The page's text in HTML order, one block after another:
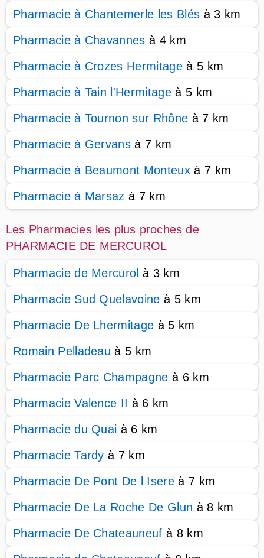
Pharmacie à Chantemerle les Blés à 3 km
Pharmacie à Chavannes à 4 km
Pharmacie à Crozes Hermitageà 5 km
Pharmacie à Tain l'Hermitageà 5 km
Pharmacie à Tournon sur Rhône à 7 km
Pharmacie à Gervans à 7 km
Pharmacie à Beaumont Monteuxà 7 km
Pharmacie à Marsaz à 7 km
Les Pharmacies les plus proches de
PHARMACIE DE MERCUROL
Pharmacie de Mercurol à 3 km
Pharmacie Sud Quelavoine à 5 km
Pharmacie De Lhermitage à 5 km
Romain Pelladeau à 5 km
Pharmacie Parc Champagne à 6 km
Pharmacie Valence II à 6 km
Pharmacie du Quai à 6 km
Pharmacie Tardy à 7 km
Pharmacie De Pont De l Isereà 7 km
Pharmacie De La Roche De Glun à 8 km
Pharmacie De Chateauneuf à 8 km